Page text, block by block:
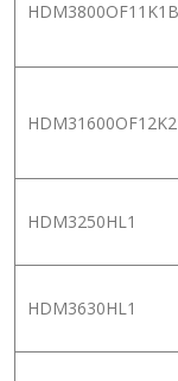
HDM3250HL1
HDM3630HL1